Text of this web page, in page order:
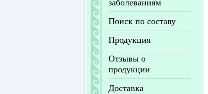
заболеваниям
Поиск по составу
Продукция
Отзывы о
продукции
Доставка